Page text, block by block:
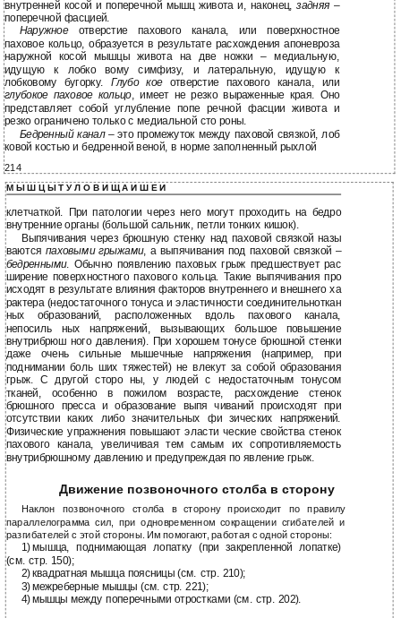
внутренней косой и поперечной мышц живота и, наконец,задняя–
поперечной фасцией.
Наружное отверстие пахового канала, или поверхностное
паховое кольцо, образуется в результате расхождения апоневроза
наружной косой мышцы живота на две ножки – медиальную,
идущую к лобко вому симфизу, и латеральную, идущую к
лобковому бугорку.Глубо кое отверстие пахового канала, или
глубокое паховое кольцо, имеет не резко выраженные края. Оно
представляет собой углубление попе речной фасции живота и
резко ограничено только с медиальной сто роны.
Бедренный канал – это промежуток между паховой связкой, лоб
ковой костью и бедренной веной, в норме заполненный рыхлой
214
М Ы Ш Ц Ы Т У Л О В И Щ А И Ш Е И
клетчаткой. При патологии через него могут проходить на бедро
внутренние органы (большой сальник, петли тонких кишок).
Выпячивания через брюшную стенку над паховой связкой назы
ваются паховыми грыжами, а выпячивания под паховой связкой –
бедренными. Обычно появлению паховых грыж предшествует рас
ширение поверхностного пахового кольца. Такие выпячивания про
исходят в результате влияния факторов внутреннего и внешнего ха
рактера (недостаточного тонуса и эластичности соединительноткан
ных образований, расположенных вдоль пахового канала,
непосиль ных напряжений, вызывающих большое повышение
внутрибрюш ного давления). При хорошем тонусе брюшной стенки
даже очень сильные мышечные напряжения (например, при
поднимании боль ших тяжестей) не влекут за собой образования
грыж. С другой сторо ны, у людей с недостаточным тонусом
тканей, особенно в пожилом возрасте, расхождение стенок
брюшного пресса и образование выпя чиваний происходят при
отсутствии каких либо значительных фи зических напряжений.
Физические упражнения повышают эласти ческие свойства стенок
пахового канала, увеличивая тем самым их сопротивляемость
внутрибрюшному давлению и предупреждая по явление грыж.
Движение позвоночного столба в сторону
Наклон позвоночного столба в сторону происходит по правилу
параллелограмма сил, при одновременном сокращении сгибателей и
разгибателей с этой стороны. Им помогают, работая с одной стороны:
1) мышца, поднимающая лопатку (при закрепленной лопатке)
(см. стр. 150);
2)квадратная мышца поясницы (см. стр. 210);
3)межреберные мышцы (см. стр. 221);
4)мышцы между поперечными отростками (см. стр. 202).